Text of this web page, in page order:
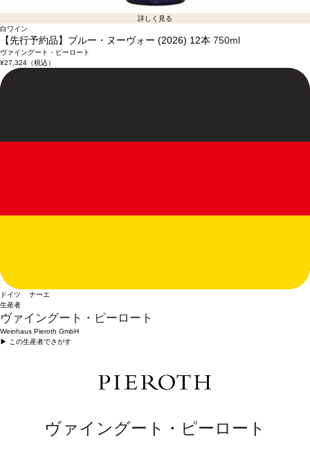
詳しく見る
白ワイン
【先行予約品】ブルー・ヌーヴォー (2026) 12本 750ml
ヴァイングート・ピーロート
¥27,324（税込）
ドイツ ナーエ
生産者
ヴァイングート・ピーロート
Weinhaus Pieroth GmbH
▶︎ この生産者でさがす
ヴァイングート・ピーロート